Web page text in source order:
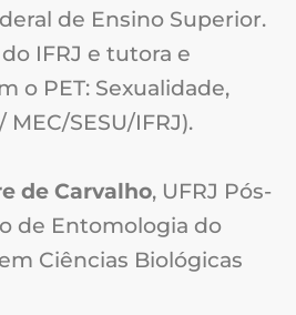
de Ensino Superior.
IFRJ e tutora e
o PET: Sexualidade,
SESU/IFRJ).
de Carvalho, UFRJ Pós-
de Entomologia do
Ciências Biológicas